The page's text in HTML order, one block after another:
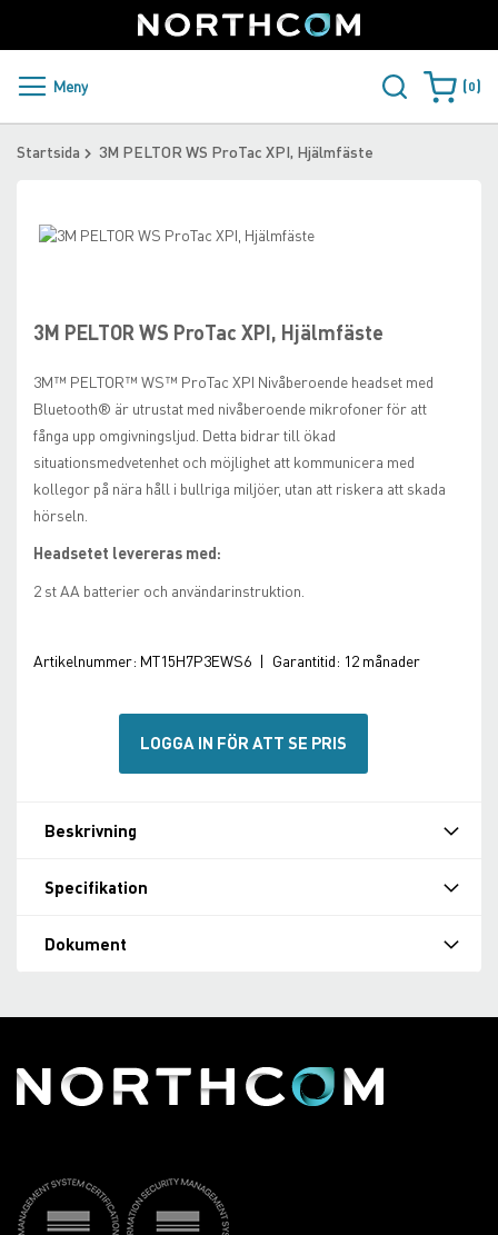
to
Content
Sweden
PRODUKTER OCH LÖSNINGAR
ÅTERFÖRSÄLJARE
Meny Varukorgen
0
Startsida 3M PELTOR WS ProTac XPI, Hjälmfäste
3M PELTOR WS ProTac XPI, Hjälmfäste
3M™ PELTOR™ WS™ ProTac XPI Nivåberoende headset med
Bluetooth® är utrustat med nivåberoende mikrofoner för att
fånga upp omgivningsljud. Detta bidrar till ökad
situationsmedvetenhet och möjlighet att kommunicera med
kollegor på nära håll i bullriga miljöer, utan att riskera att skada
hörseln.
Headsetet levereras med:
2 st AA batterier och användarinstruktion.
Artikelnummer: MT15H7P3EWS6 | Garantitid: 12 månader
LOGGA IN FÖR ATT SE PRIS
Skip
of
the
gallery
beginning
of
images
gallery
Beskrivning
Specifikation
Dokument